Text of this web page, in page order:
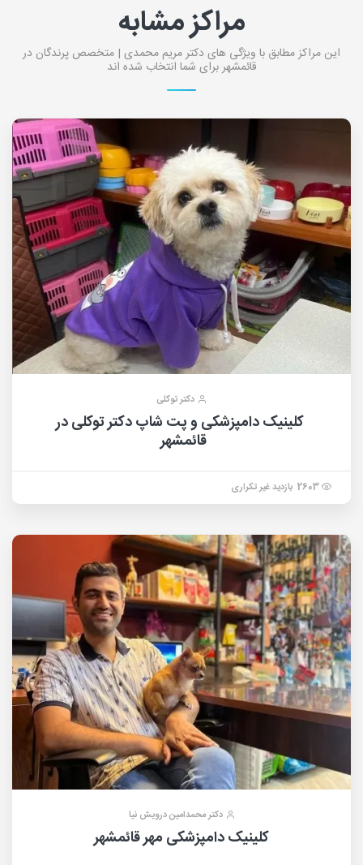
مراکز مشابه
این مراکز مطابق با ویژگی های دکتر مریم محمدی | متخصص پرندگان در
قائمشهر برای شما انتخاب شده اند
دکتر توکلی
کلینیک دامپزشکی و پت شاپ دکتر توکلی در
قائمشهر
2603 بازدید غیر تکراری
دکتر محمدامین درویش نیا
کلینیک دامپزشکی مهر قائمشهر